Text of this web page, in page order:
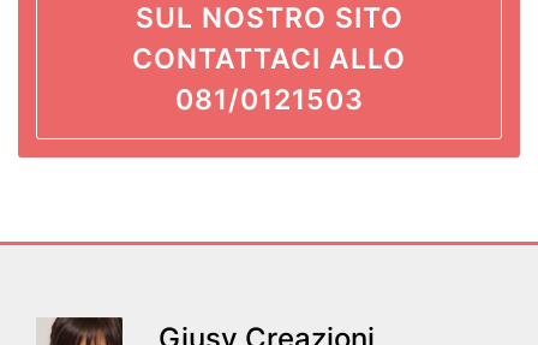
SUL NOSTRO SITO
CONTATTACI ALLO
081/0121503